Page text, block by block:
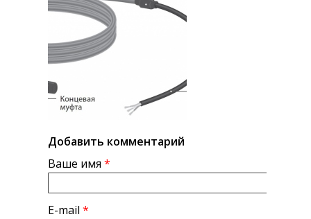
Добавить комментарий
Ваше имя *
E-mail *